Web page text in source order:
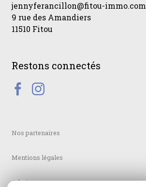
jennyferancillon@fitou-immo.com
9 rue des Amandiers
11510 Fitou
Restons connectés
Nos partenaires
Mentions légales
Admin